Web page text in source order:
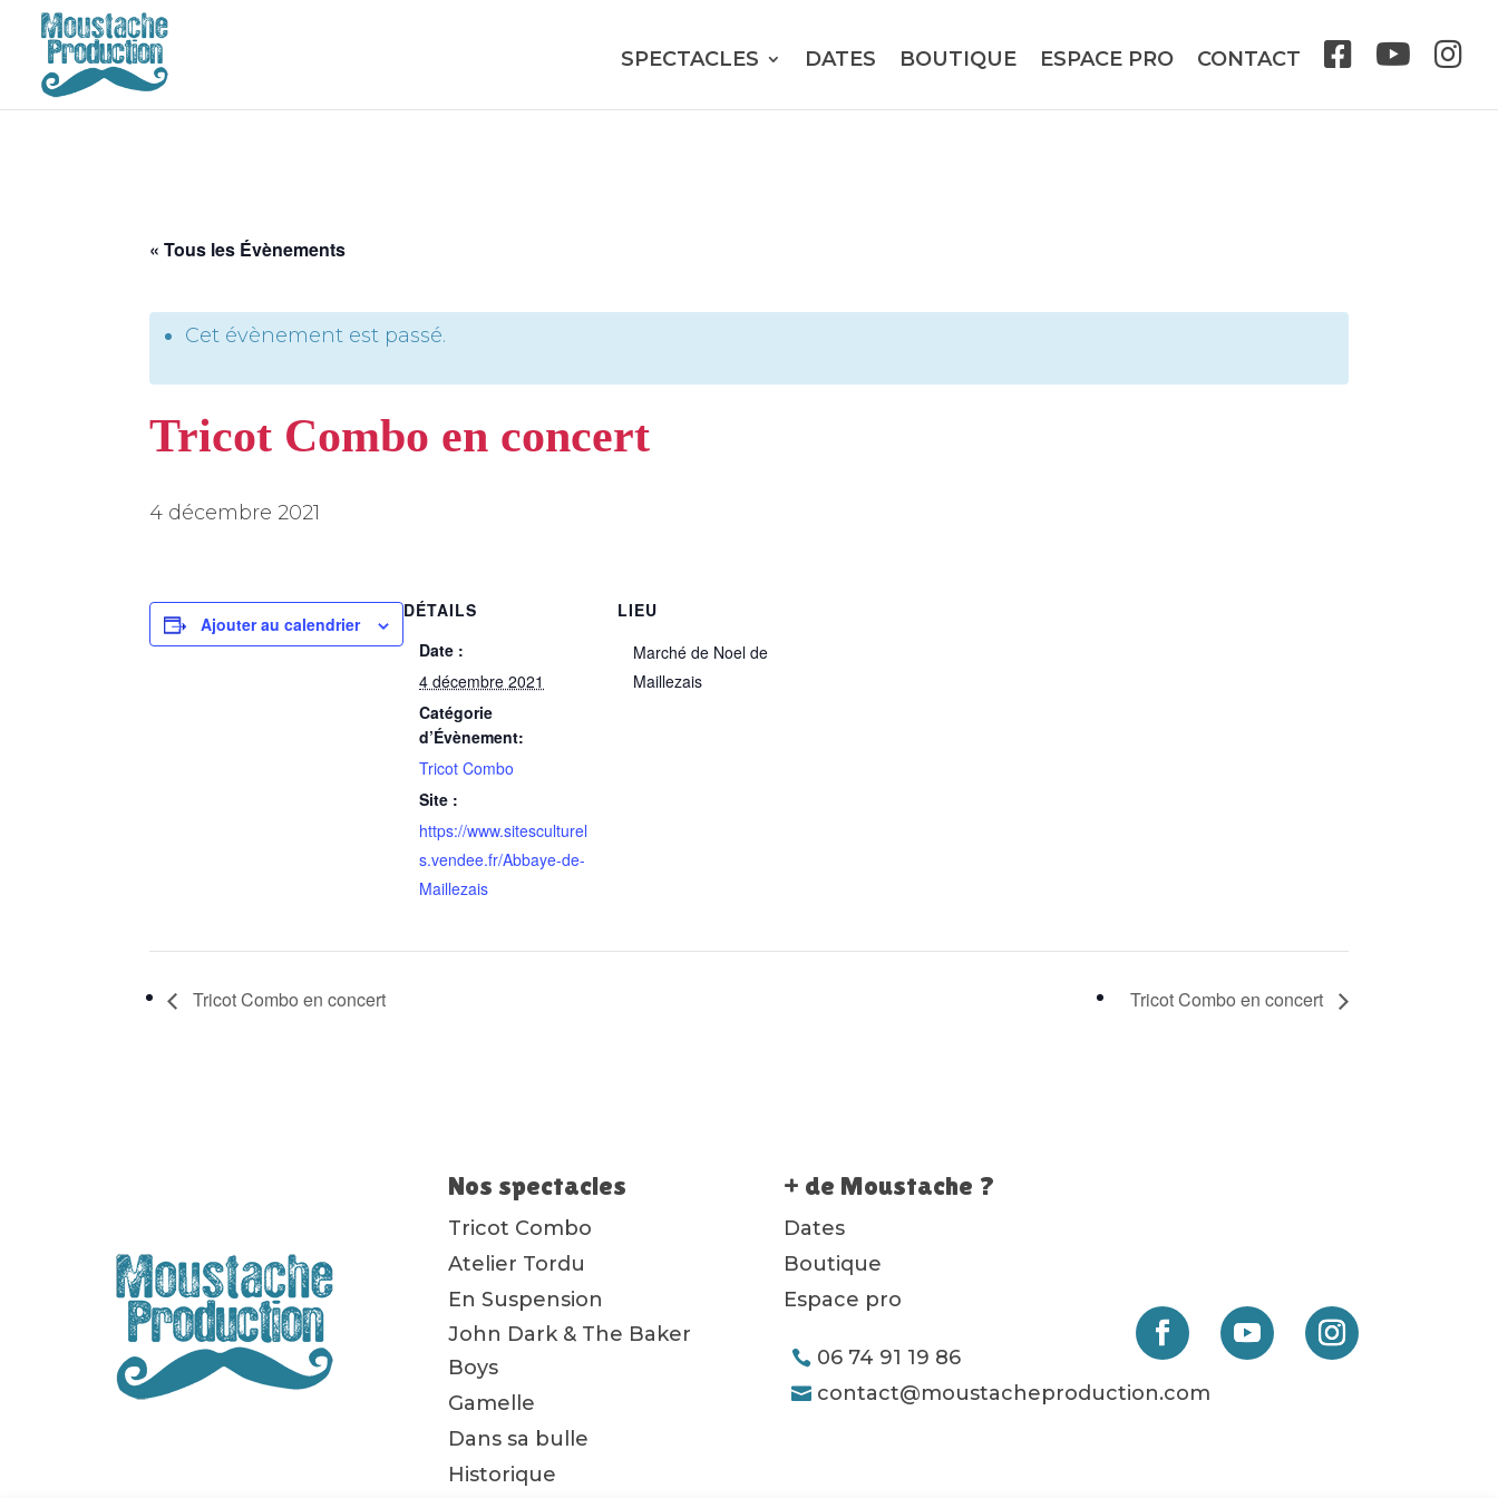
SPECTACLES DATES BOUTIQUE ESPACE PRO CONTACT
« Tous les Évènements
Cet évènement est passé.
Tricot Combo en concert
4 décembre 2021
Ajouter au calendrier
DÉTAILS
Date :
4 décembre 2021
Catégorie
d’Évènement:
Tricot Combo
Site :
https://www.sitesculturel
s.vendee.fr/Abbaye-de-
Maillezais
LIEU
Marché de Noel de
Maillezais
Tricot Combo en concert Tricot Combo en concert
Nos spectacles
Tricot Combo
Atelier Tordu
En Suspension
John Dark & The Baker
Boys
Gamelle
Dans sa bulle
Historique
+ de Moustache ?
Dates
Boutique
Espace pro
06 74 91 19 86
contact@moustacheproduction.com